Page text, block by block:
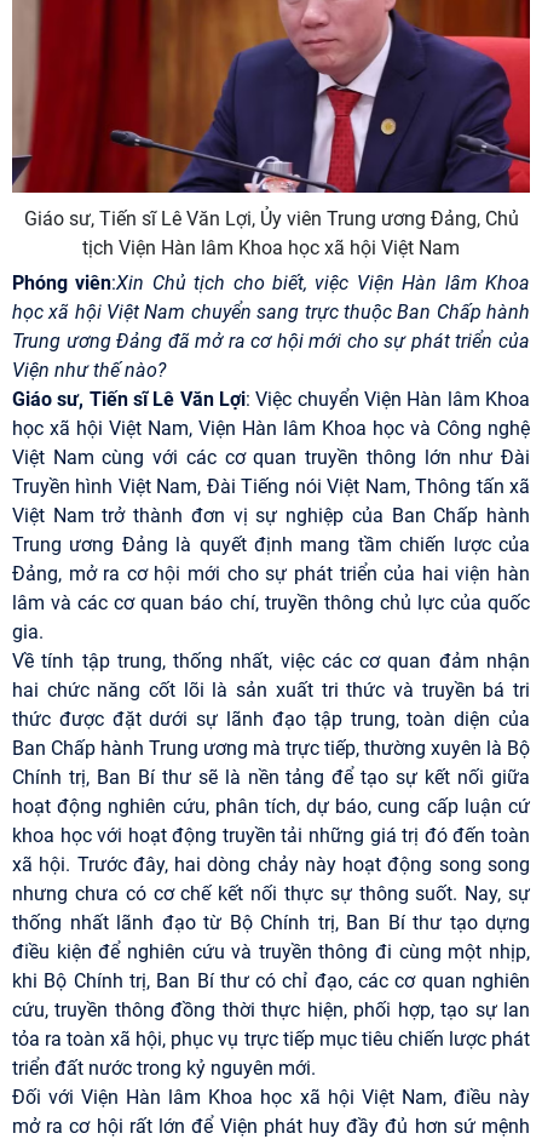
Giáo sư, Tiến sĩ Lê Văn Lợi, Ủy viên Trung ương Đảng, Chủ
tịch Viện Hàn lâm Khoa học xã hội Việt Nam
Phóng viên:Xin Chủ tịch cho biết, việc Viện Hàn lâm Khoa
học xã hội Việt Nam chuyển sang trực thuộc Ban Chấp hành
Trung ương Đảng đã mở ra cơ hội mới cho sự phát triển của
Viện như thế nào?
Giáo sư, Tiến sĩ Lê Văn Lợi: Việc chuyển Viện Hàn lâm Khoa
học xã hội Việt Nam, Viện Hàn lâm Khoa học và Công nghệ
Việt Nam cùng với các cơ quan truyền thông lớn như Đài
Truyền hình Việt Nam, Đài Tiếng nói Việt Nam, Thông tấn xã
Việt Nam trở thành đơn vị sự nghiệp của Ban Chấp hành
Trung ương Đảng là quyết định mang tầm chiến lược của
Đảng, mở ra cơ hội mới cho sự phát triển của hai viện hàn
lâm và các cơ quan báo chí, truyền thông chủ lực của quốc
gia.
Về tính tập trung, thống nhất, việc các cơ quan đảm nhận
hai chức năng cốt lõi là sản xuất tri thức và truyền bá tri
thức được đặt dưới sự lãnh đạo tập trung, toàn diện của
Ban Chấp hành Trung ương mà trực tiếp, thường xuyên là Bộ
Chính trị, Ban Bí thư sẽ là nền tảng để tạo sự kết nối giữa
hoạt động nghiên cứu, phân tích, dự báo, cung cấp luận cứ
khoa học với hoạt động truyền tải những giá trị đó đến toàn
xã hội. Trước đây, hai dòng chảy này hoạt động song song
nhưng chưa có cơ chế kết nối thực sự thông suốt. Nay, sự
thống nhất lãnh đạo từ Bộ Chính trị, Ban Bí thư tạo dựng
điều kiện để nghiên cứu và truyền thông đi cùng một nhịp,
khi Bộ Chính trị, Ban Bí thư có chỉ đạo, các cơ quan nghiên
cứu, truyền thông đồng thời thực hiện, phối hợp, tạo sự lan
tỏa ra toàn xã hội, phục vụ trực tiếp mục tiêu chiến lược phát
triển đất nước trong kỷ nguyên mới.
Đối với Viện Hàn lâm Khoa học xã hội Việt Nam, điều này
mở ra cơ hội rất lớn để Viện phát huy đầy đủ hơn sứ mệnh